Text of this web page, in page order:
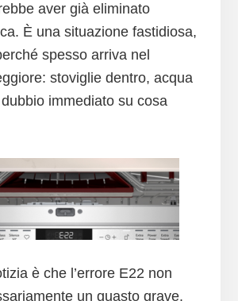
aver già eliminato
È una situazione fastidiosa,
spesso arriva nel
stoviglie dentro, acqua
immediato su cosa
è che l’errore E22 non
un guasto grave.